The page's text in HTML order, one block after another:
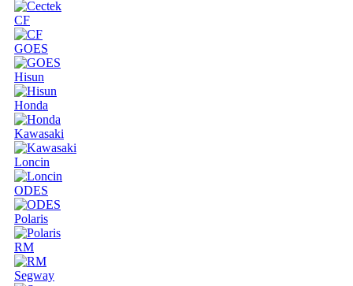
CF
GOES
Hisun
Honda
Kawasaki
Loncin
ODES
Polaris
RM
Segway